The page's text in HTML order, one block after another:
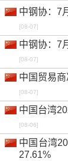
-
冷轧卷 SPCC
-
冷轧卷 IS513
-
-
热镀锌卷
中钢协：7
[08-07]
中钢协：7
[08-07]
中国贸易
[08-07]
中国台湾
[08-06]
中国台湾
27.61%